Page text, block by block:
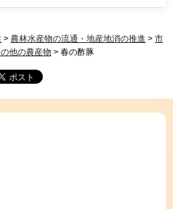
> 農林水産物の流通・地産地消の推進 > 市
他の農産物 > 春の酢豚